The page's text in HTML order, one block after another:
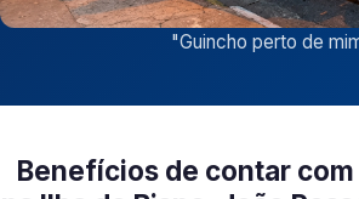
"Guincho perto de
Benefícios de contar